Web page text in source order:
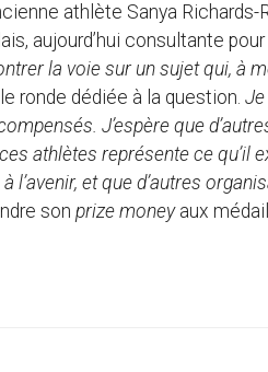
athlète Sanya
aujourd’hui consultante
la voie sur un sujet qui, à
ronde dédiée à la question.
J’espère que
athlètes représente ce qu’il
l’avenir, et que d’autres
son prize moneyaux